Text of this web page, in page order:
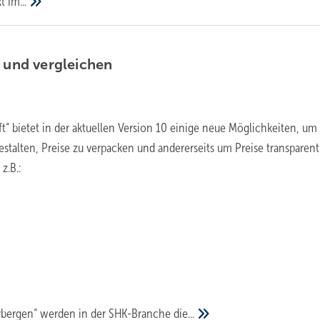
undvergleichen
bietet in der aktuellen Version 10 einige neue Möglichkeiten, um
Preise zu verpacken und andererseits um Preise
werden in der SHK-Branchedie...